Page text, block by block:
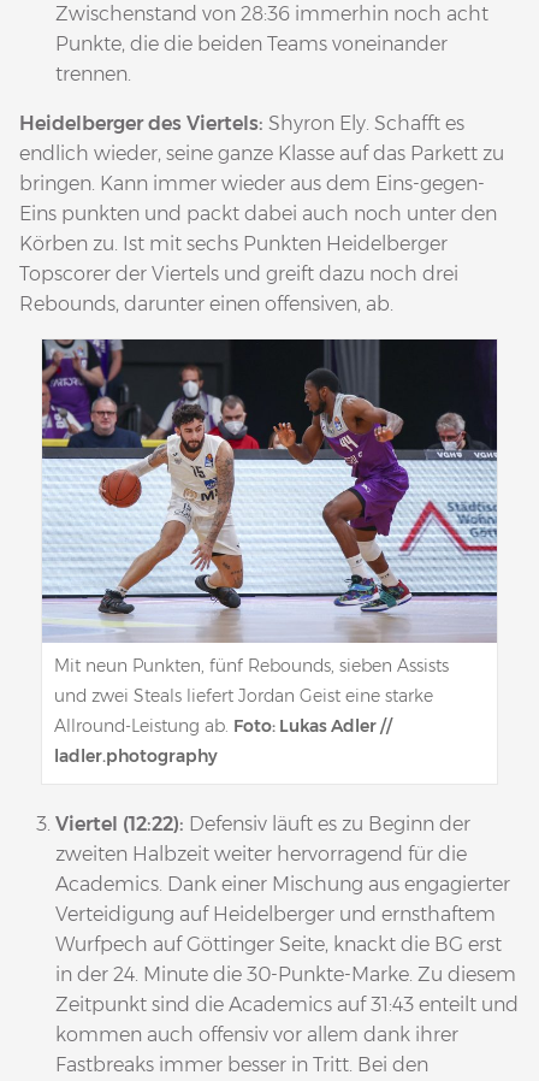
Zwischenstand von 28:36 immerhin noch acht
Punkte, die die beiden Teams voneinander
trennen.
Heidelberger des Viertels: Shyron Ely. Schafft es
endlich wieder, seine ganze Klasse auf das Parkett zu
bringen. Kann immer wieder aus dem Eins-gegen-
Eins punkten und packt dabei auch noch unter den
Körben zu. Ist mit sechs Punkten Heidelberger
Topscorer der Viertels und greift dazu noch drei
Rebounds, darunter einen offensiven, ab.
Mit neun Punkten, fünf Rebounds, sieben Assists
und zwei Steals liefert Jordan Geist eine starke
Allround-Leistung ab. Foto: Lukas Adler //
ladler.photography
Viertel (12:22): Defensiv läuft es zu Beginn der
zweiten Halbzeit weiter hervorragend für die
Academics. Dank einer Mischung aus engagierter
Verteidigung auf Heidelberger und ernsthaftem
Wurfpech auf Göttinger Seite, knackt die BG erst
in der 24. Minute die 30-Punkte-Marke. Zu diesem
Zeitpunkt sind die Academics auf 31:43 enteilt und
kommen auch offensiv vor allem dank ihrer
Fastbreaks immer besser in Tritt. Bei den